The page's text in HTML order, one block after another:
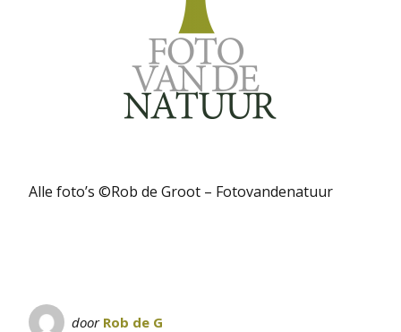
Alle foto’s ©Rob de Groot – Fotovandenatuur
door Rob de G